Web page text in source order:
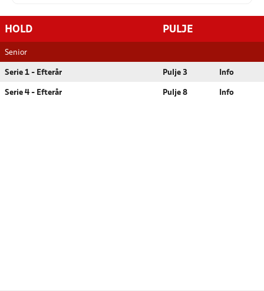
HOLD PULJE
Senior
Serie 1 - Efterår Pulje 3 Info
Serie 4 - Efterår Pulje 8 Info